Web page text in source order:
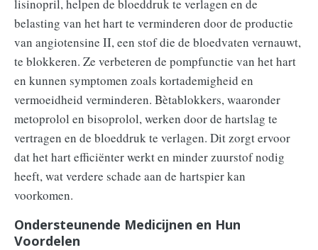
lisinopril, helpen de bloeddruk te verlagen en de
belasting van het hart te verminderen door de productie
van angiotensine II, een stof die de bloedvaten vernauwt,
te blokkeren. Ze verbeteren de pompfunctie van het hart
en kunnen symptomen zoals kortademigheid en
vermoeidheid verminderen. Bètablokkers, waaronder
metoprolol en bisoprolol, werken door de hartslag te
vertragen en de bloeddruk te verlagen. Dit zorgt ervoor
dat het hart efficiënter werkt en minder zuurstof nodig
heeft, wat verdere schade aan de hartspier kan
voorkomen.
Ondersteunende Medicijnen en Hun
Voordelen